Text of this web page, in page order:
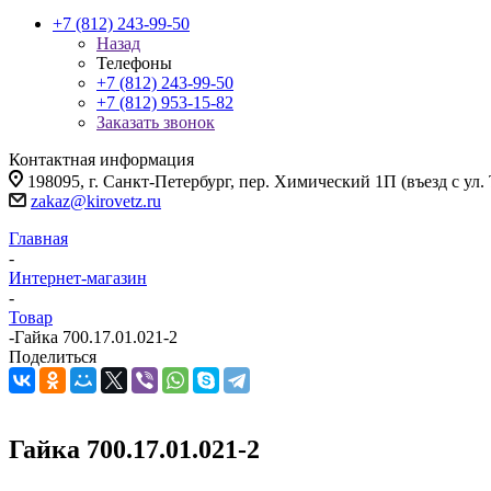
+7 (812) 243-99-50
Назад
Телефоны
+7 (812) 243-99-50
+7 (812) 953-15-82
Заказать звонок
Контактная информация
198095, г. Санкт-Петербург, пер. Химический 1П (въезд с
zakaz@kirovetz.ru
Главная
-
Интернет-магазин
-
Товар
-Гайка 700.17.01.021-2
Поделиться
Гайка 700.17.01.021-2